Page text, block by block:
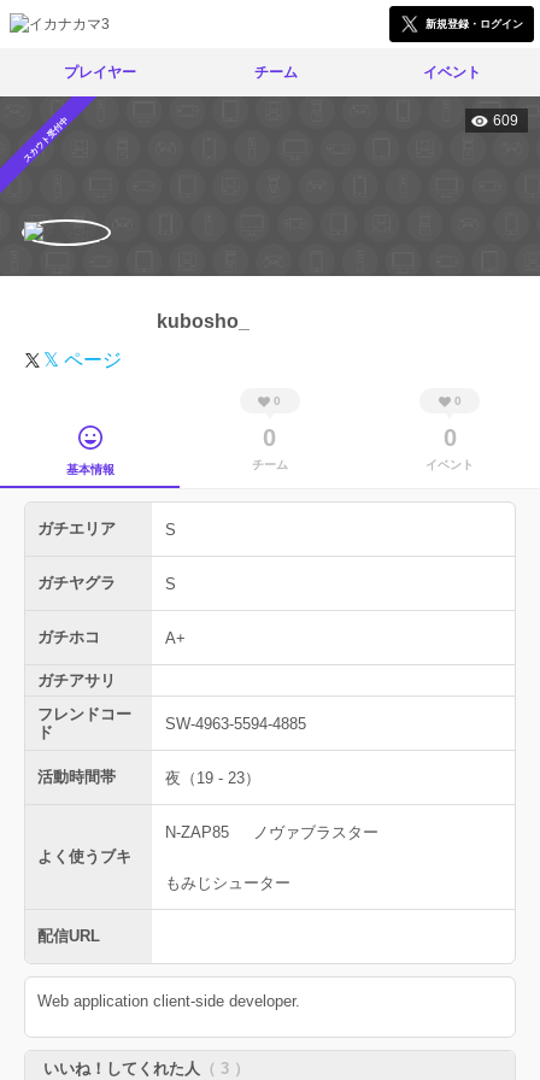
新規登録・ログイン
プレイヤー チーム イベント
スカウト受付中 609
kubosho_
𝕏 ページ
基本情報
0
0
チーム
0
0
イベント
ガチエリア S
ガチヤグラ S
ガチホコ A+
ガチアサリ
フレンドコー
ド
SW-4963-5594-4885
活動時間帯 夜（19 - 23）
よく使うブキ
N-ZAP85 ノヴァブラスター
もみじシューター
配信URL
Web application client-side developer.
いいね！してくれた人 （ 3 ）